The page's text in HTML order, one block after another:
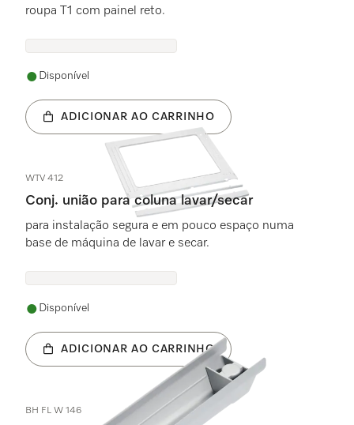
roupa T1 com painel reto.
Disponível
ADICIONAR AO CARRINHO
WTV 412
Conj. união para coluna lavar/secar
para instalação segura e em pouco espaço numa
base de máquina de lavar e secar.
Disponível
ADICIONAR AO CARRINHO
BH FL W 146